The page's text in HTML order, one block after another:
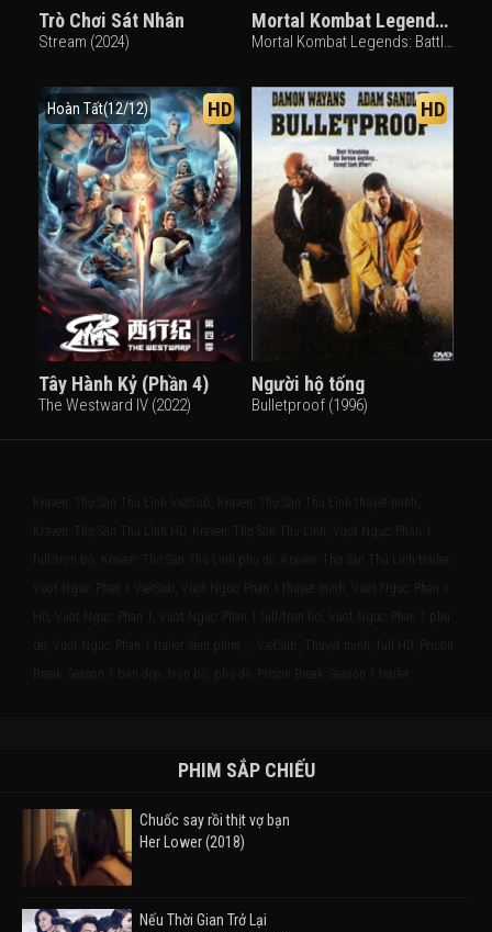
Trò Chơi Sát Nhân
Stream (2024)
Mortal Kombat Legends: Battle of the Realms
Mortal Kombat Legends: Battle of the Realms (2021)
Hoàn Tất(12/12) HD
Tây Hành Kỷ (Phần 4)
The Westward IV (2022)
HD
Người hộ tống
Bulletproof (1996)
Kraven: Thợ Săn Thủ Lĩnh VietSub, Kraven: Thợ Săn Thủ Lĩnh thuyết minh,
Kraven: Thợ Săn Thủ Lĩnh HD, Kraven: Thợ Săn Thủ Lĩnh, Vượt Ngục: Phần 1
full/trọn bộ, Kraven: Thợ Săn Thủ Lĩnh phụ đề, Kraven: Thợ Săn Thủ Lĩnh trailer,
Vuot Nguc: Phan 1 VietSub, Vuot Nguc: Phan 1 thuyet minh, Vuot Nguc: Phan 1
HD, Vuot Nguc: Phan 1, Vuot Nguc: Phan 1 full/tron bo, Vuot Nguc: Phan 1 phu
de, Vuot Nguc: Phan 1 trailer Xem phim , , VietSub, Thuyết minh, full HD, Prison
Break: Season 1 bản đẹp, trọn bộ, phụ đề, Prison Break: Season 1 trailer
PHIM SẮP CHIẾU
Chuốc say rồi thịt vợ bạn
Her Lower (2018)
Nếu Thời Gian Trở Lại